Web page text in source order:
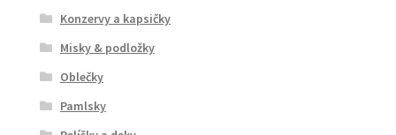
Konzervy a kapsičky
Misky & podložky
Oblečky
Pamlsky